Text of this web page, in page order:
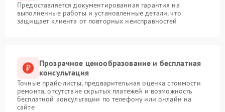
Предоставляется документированная гарантия на
выполненные работы и установленные детали, что
защищает клиента от повторных неисправностей
Прозрачное ценообразование и бесплатная
консультация
Точные прайс-листы, предварительная оценка стоимости
ремонта, отсутствие скрытых платежей и возможность
бесплатной консультации по телефону или онлайн на
сайте